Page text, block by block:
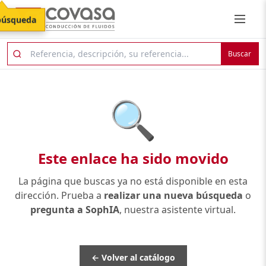
Buscar
🔍
Este enlace ha sido movido
La página que buscas ya no está disponible en esta
dirección. Prueba a realizar una nueva búsqueda o
pregunta a SophIA, nuestra asistente virtual.
← Volver al catálogo